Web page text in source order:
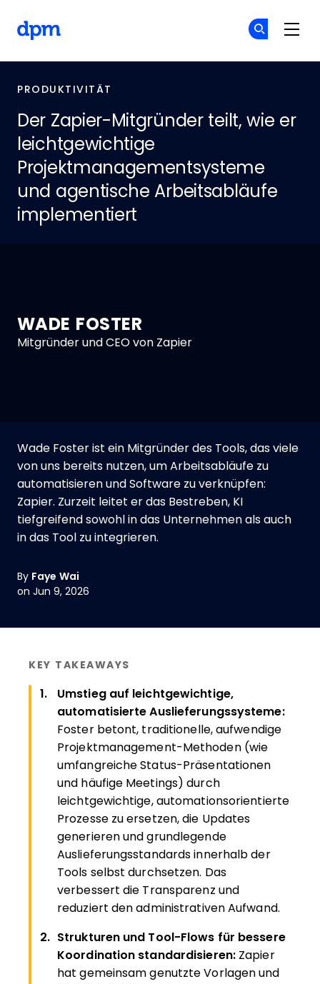
PRODUKTIVITÄT
Der Zapier-Mitgründer teilt, wie er
leichtgewichtige
Projektmanagementsysteme
und agentische Arbeitsabläufe
implementiert
Wade Foster ist ein Mitgründer des Tools, das viele
von uns bereits nutzen, um Arbeitsabläufe zu
automatisieren und Software zu verknüpfen:
Zapier. Zurzeit leitet er das Bestreben, KI
tiefgreifend sowohl in das Unternehmen als auch
in das Tool zu integrieren.
WADE FOSTER
Mitgründer und CEO von Zapier
By Faye Wai
on Jun 9, 2026
KEY TAKEAWAYS
Umstieg auf leichtgewichtige,
automatisierte Auslieferungssysteme:
Foster betont, traditionelle, aufwendige
Projektmanagement-Methoden (wie
umfangreiche Status-Präsentationen
und häufige Meetings) durch
leichtgewichtige, automationsorientierte
Prozesse zu ersetzen, die Updates
generieren und grundlegende
Auslieferungsstandards innerhalb der
Tools selbst durchsetzen. Das
verbessert die Transparenz und
reduziert den administrativen Aufwand.
Strukturen und Tool-Flows für bessere
Koordination standardisieren: Zapier
hat gemeinsam genutzte Vorlagen und